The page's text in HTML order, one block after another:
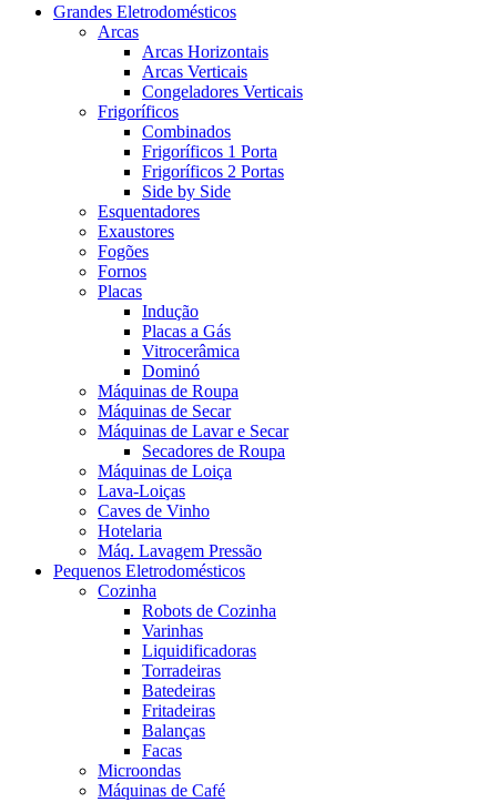
Grandes Eletrodomésticos
Arcas
Arcas Horizontais
Arcas Verticais
Congeladores Verticais
Frigoríficos
Combinados
Frigoríficos 1 Porta
Frigoríficos 2 Portas
Side by Side
Esquentadores
Exaustores
Fogões
Fornos
Placas
Indução
Placas a Gás
Vitrocerâmica
Dominó
Máquinas de Roupa
Máquinas de Secar
Máquinas de Lavar e Secar
Secadores de Roupa
Máquinas de Loiça
Lava-Loiças
Caves de Vinho
Hotelaria
Máq. Lavagem Pressão
Pequenos Eletrodomésticos
Cozinha
Robots de Cozinha
Varinhas
Liquidificadoras
Torradeiras
Batedeiras
Fritadeiras
Balanças
Facas
Microondas
Máquinas de Café